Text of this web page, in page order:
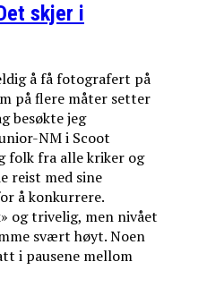
skjer i
å få fotografert på
på flere måter setter
besøkte jeg
NM i Scoot
folk fra alle kriker og
reist med sine
å konkurrere.
og trivelig, men nivået
svært høyt. Noen
i pausene mellom